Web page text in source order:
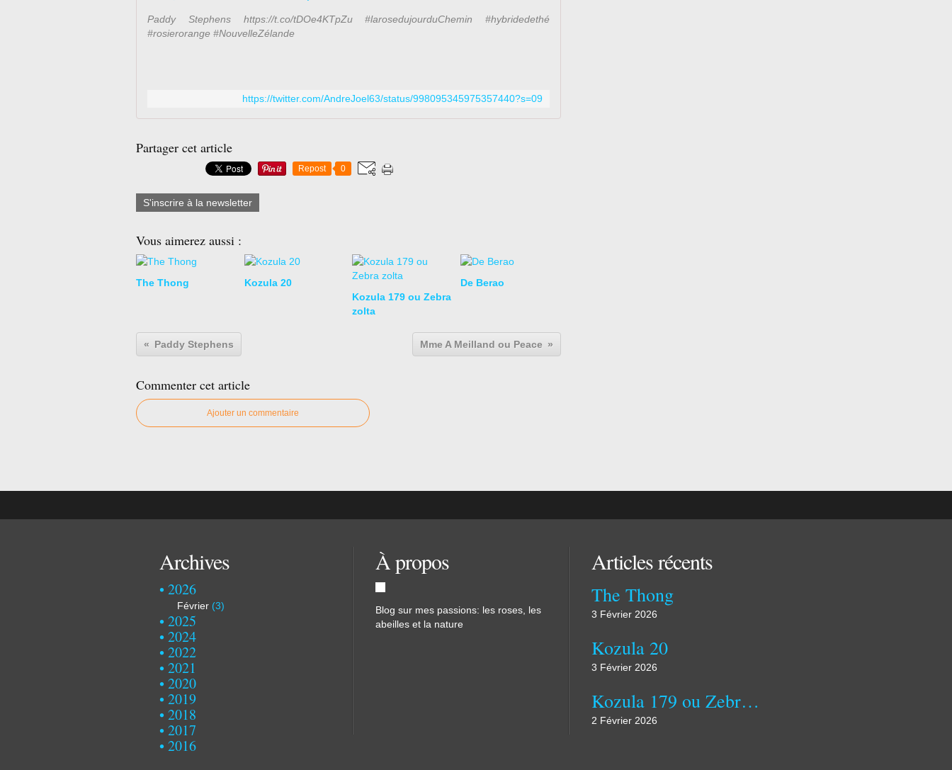
Paddy Stephens https://t.co/tDOe4KTpZu #larosedujourduChemin #hybridedethé
#rosierorange #NouvelleZélande
https://twitter.com/AndreJoel63/status/998095345975357440?s=09
Partager cet article
Repost 0
S'inscrire à la newsletter
Vous aimerez aussi :
The Thong
Kozula 20
Kozula 179 ou Zebra
zolta
De Berao
Paddy Stephens Mme A Meilland ou Peace
Commenter cet article
Ajouter un commentaire
Archives
2026
Février (3)
2025
2024
2022
2021
2020
2019
2018
2017
2016
À propos
Blog sur mes passions: les roses, les
abeilles et la nature
Articles récents
The Thong
3 Février 2026
Kozula 20
3 Février 2026
Kozula 179 ou Zebra zolta
2 Février 2026